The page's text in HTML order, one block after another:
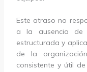
Este atraso no
a la ausencia de
estructurada y
de la
consistente y útil